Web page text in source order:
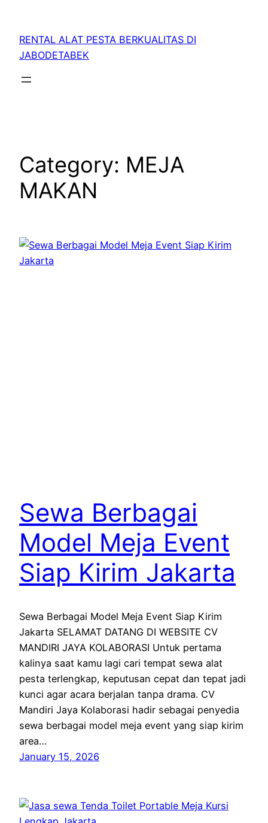
RENTAL ALAT PESTA BERKUALITAS DI
JABODETABEK
Category: MEJA
MAKAN
Sewa Berbagai
Model Meja Event
Siap Kirim Jakarta
Sewa Berbagai Model Meja Event Siap Kirim
Jakarta SELAMAT DATANG DI WEBSITE CV
MANDIRI JAYA KOLABORASI Untuk pertama
kalinya saat kamu lagi cari tempat sewa alat
pesta terlengkap, keputusan cepat dan tepat jadi
kunci agar acara berjalan tanpa drama. CV
Mandiri Jaya Kolaborasi hadir sebagai penyedia
sewa berbagai model meja event yang siap kirim
area…
January 15, 2026